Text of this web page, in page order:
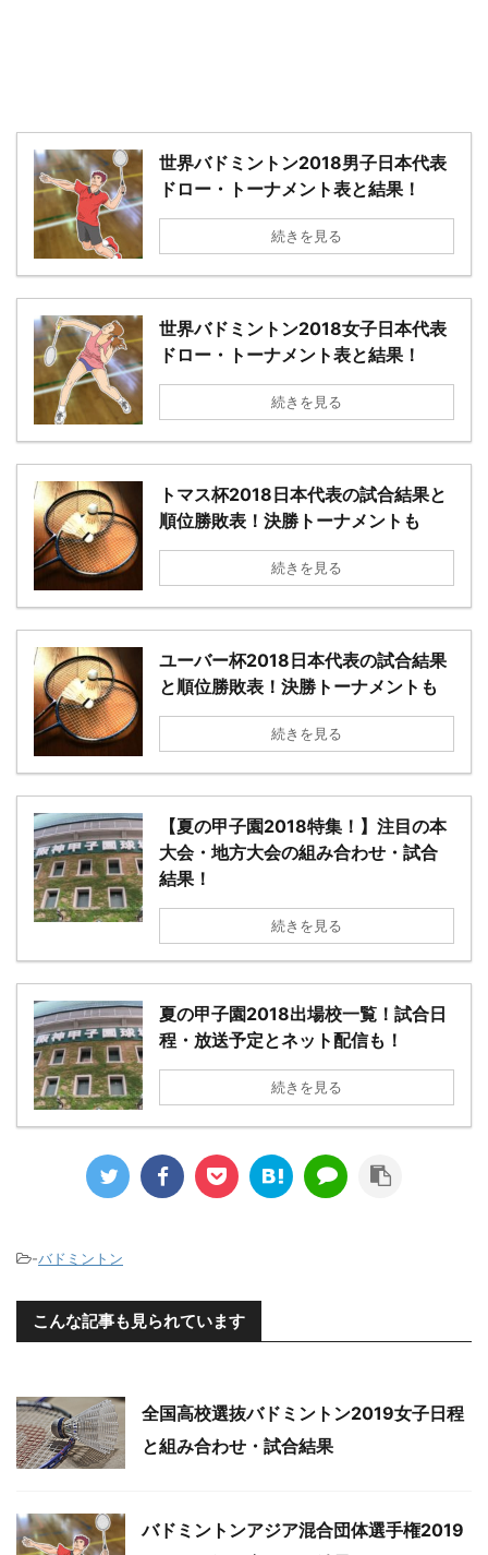
世界バドミントン2018男子日本代表
ドロー・トーナメント表と結果！
続きを見る
世界バドミントン2018女子日本代表
ドロー・トーナメント表と結果！
続きを見る
トマス杯2018日本代表の試合結果と
順位勝敗表！決勝トーナメントも
続きを見る
ユーバー杯2018日本代表の試合結果
と順位勝敗表！決勝トーナメントも
続きを見る
【夏の甲子園2018特集！】注目の本
大会・地方大会の組み合わせ・試合
結果！
続きを見る
夏の甲子園2018出場校一覧！試合日
程・放送予定とネット配信も！
続きを見る
-バドミントン
こんな記事も見られています
全国高校選抜バドミントン2019女子日程
と組み合わせ・試合結果
バドミントンアジア混合団体選手権2019